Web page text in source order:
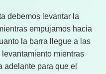
debemos levantar la
empujamos hacia
la barra llegue a las
mientras
adelante para que el